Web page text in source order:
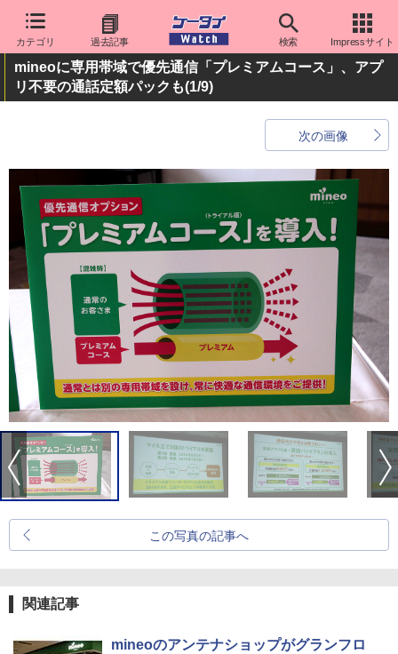
カテゴリ 過去記事 検索 Impressサイト
mineoに専用帯域で優先通信「プレミアムコース」、アプ
リ不要の通話定額パックも(1/9)
次の画像
この写真の記事へ
関連記事
mineoのアンテナショップがグランフロ